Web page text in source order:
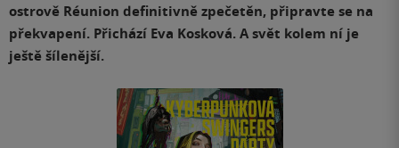
ostrově Réunion definitivně zpečetěn, připravte se na
překvapení. Přichází Eva Kosková. A svět kolem ní je
ještě šílenější.